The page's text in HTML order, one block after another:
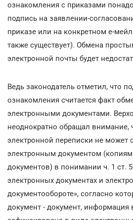
ознакомления с приказами
подпись на заявлении-
приказе или на конкретном е-
также существует). Обмена
электронной почты будет
Ведь законодатель отметил, что
ознакомления считается факт
электронными документами.
неоднократно обращал внимание,
электронной переписки не может
электронным документом
документов) в понимании ч. 1 ст.
электронных документах и
документообороте», согласно
документ - документ, информация